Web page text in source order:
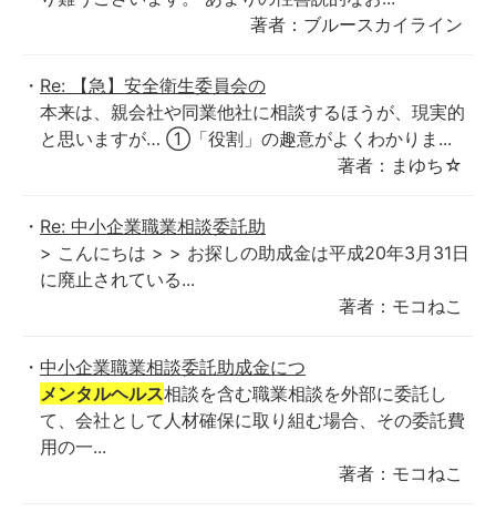
著者：ブルースカイライン
Re: 【急】安全衛生委員会の
本来は、親会社や同業他社に相談するほうが、現実的
と思いますが… ①「役割」の趣意がよくわかりま...
著者：まゆち☆
Re: 中小企業職業相談委託助
> こんにちは > > お探しの助成金は平成20年3月31日
に廃止されている...
著者：モコねこ
中小企業職業相談委託助成金につ
メンタルヘルス相談を含む職業相談を外部に委託し
て、会社として人材確保に取り組む場合、その委託費
用の一...
著者：モコねこ